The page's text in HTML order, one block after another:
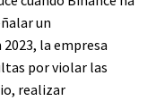
un
la empresa
por violar las
realizar